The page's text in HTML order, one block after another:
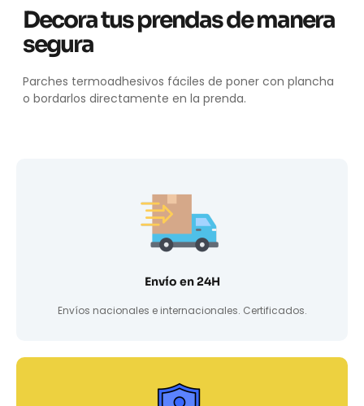
Decora tus prendas de manera
segura
Parches termoadhesivos fáciles de poner con plancha
o bordarlos directamente en la prenda.
Envío en 24H
Envíos nacionales e internacionales. Certificados.